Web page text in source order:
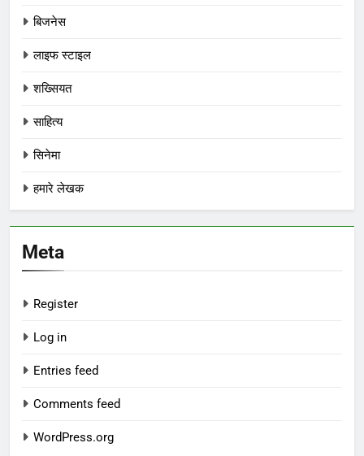
बिजनेस
लाइफ स्टाइल
शख्सियत
साहित्य
सिनेमा
हमारे लेखक
Meta
Register
Log in
Entries feed
Comments feed
WordPress.org